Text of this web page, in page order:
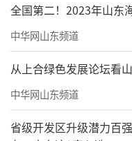
《柿子沐霜分外红
（来源：玉兰
全国第二！2023年山东
中华网山东频道
从上合绿色发展论坛看
中华网山东频道
省级开发区升级潜力百